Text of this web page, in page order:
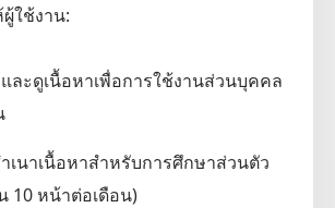
ใช้งาน:
และดูเนื้อหาเพื่อการใช้งานส่วนบุคคล
เนาเนื้อหาสำหรับการศึกษาส่วนตัว
10 หน้าต่อเดือน)